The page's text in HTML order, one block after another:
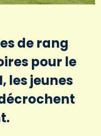
de rang
pour le
les jeunes